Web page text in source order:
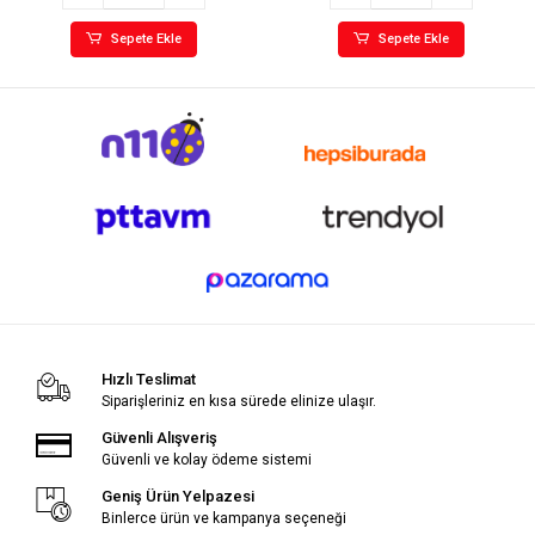
Sepete Ekle Sepete Ekle
Hızlı Teslimat
Siparişleriniz en kısa sürede elinize ulaşır.
Güvenli Alışveriş
Güvenli ve kolay ödeme sistemi
Geniş Ürün Yelpazesi
Binlerce ürün ve kampanya seçeneği